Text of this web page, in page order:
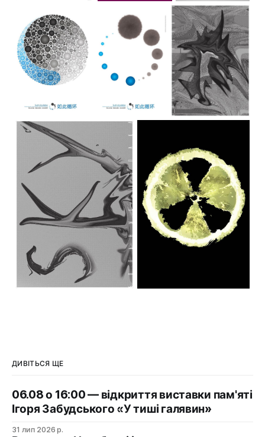
ДИВІТЬСЯ ЩЕ
06.08 о 16:00 — відкриття виставки пам'яті
Ігоря Забудського «У тиші галявин»
31 лип 2026 р.